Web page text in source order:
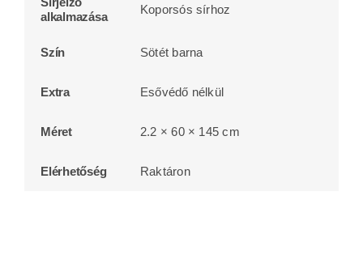
alkalmazása
Koporsós sírhoz
Szín Sötét barna
Extra Esővédő nélkül
Méret 2.2 × 60 × 145 cm
Elérhetőség Raktáron